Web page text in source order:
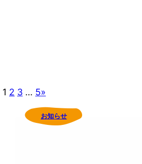
1 2 3 … 5»
お知らせ